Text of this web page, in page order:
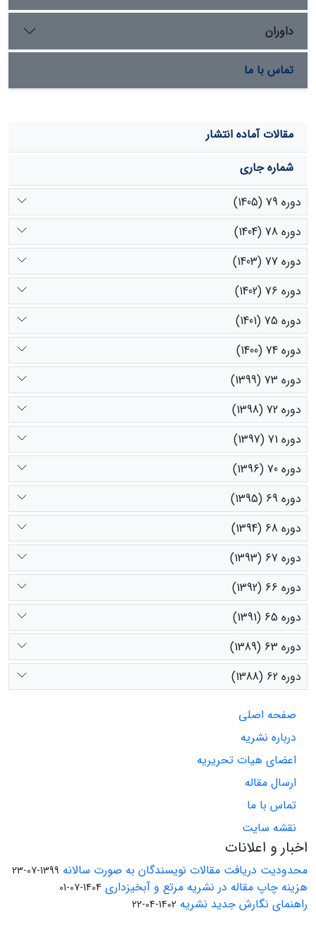
90/0 درصد بوده است. بنابراین می­توان بیان کرد کالیبراسیون­
های NIR حاصل از این مطالعه می­تواند در برنامه­های کنونی و
آینده برای ارزیابی کیفیت علوفۀ گیاهان بوته­ای مورد تغذیۀ
دام مورد استفاده قرار گیرد.
داوران
تماس با ما
مقالات آماده انتشار
شماره جاری
دوره 79 (1405)
دوره 78 (1404)
دوره 77 (1403)
دوره 76 (1402)
دوره 75 (1401)
دوره 74 (1400)
دوره 73 (1399)
دوره 72 (1398)
دوره 71 (1397)
دوره 70 (1396)
دوره 69 (1395)
دوره 68 (1394)
دوره 67 (1393)
دوره 66 (1392)
دوره 65 (1391)
دوره 63 (1389)
دوره 62 (1388)
صفحه اصلی
درباره نشریه
اعضای هیات تحریریه
ارسال مقاله
تماس با ما
نقشه سایت
اخبار و اعلانات
محدودیت دریافت مقالات نویسندگان به صورت سالانه 1399-07-23
هزینه چاپ مقاله در نشریه مرتع و آبخیزداری 1404-07-01
راهنمای نگارش جدید نشریه 1402-04-22